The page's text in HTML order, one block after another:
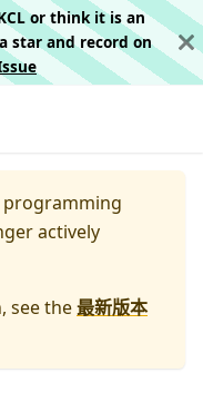
or think it is an
star and record on
programming
actively
see the最新版本